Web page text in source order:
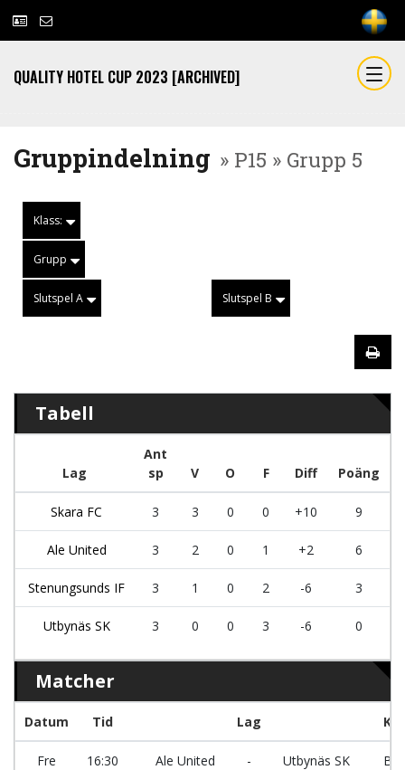
QUALITY HOTEL CUP 2023 [ARCHIVED]
Gruppindelning » P15 » Grupp 5
Klass:
Grupp
Slutspel A Slutspel B
Tabell
Lag
Ant
sp
V O F Diff Poäng
Skara FC 3 3 0 0 +10 9
Ale United 3 2 0 1 +2 6
Stenungsunds IF 3 1 0 2 -6 3
Utbynäs SK 3 0 0 3 -6 0
Matcher
Datum Tid Lag
Fre 16:30 Ale United - Utbynäs SK